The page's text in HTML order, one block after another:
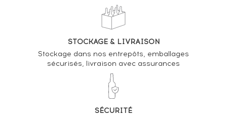
STOCKAGE & LIVRAISON
Stockage dans nos entrepôts, emballages
sécurisés, livraison avec assurances
SÉCURITÉ